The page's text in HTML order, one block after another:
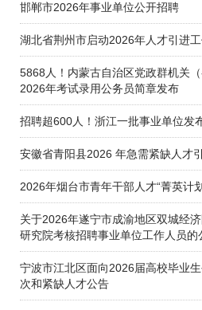
邯郸市2026年事业单位公开招聘
湖北省荆州市启动2026年人才引进
5868人！内蒙古自治区党政群机关（
2026年考试录用公务员简章发布
招聘超600人！浙江一批事业单位发
安徽省青阳县2026 年急需紧缺人才
2026年烟台市青年干部人才“菁英计
关于2026年遂宁市成渝地区双城经
研究院考核招聘事业单位工作人员的
宁波市江北区面向2026届高校毕业
次和紧缺人才公告